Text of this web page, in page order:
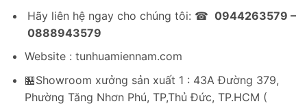
Hãy liên hệ ngay cho chúng tôi: ☎ 0944263579 –
0888943579
Website : tunhuamiennam.com
🏪Showroom xưởng sản xuất 1 : 43A Đường 379,
Phường Tăng Nhơn Phú, TP,Thủ Đức, TP.HCM (